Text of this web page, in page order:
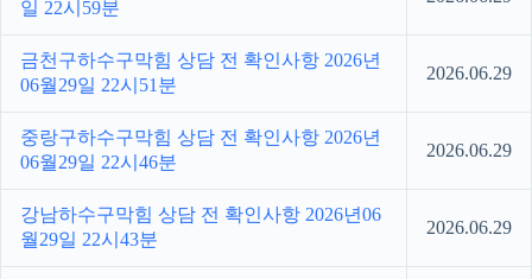
일 22시59분
금천구하수구막힘 상담 전 확인사항 2026년
06월29일 22시51분
2026.06.29
중랑구하수구막힘 상담 전 확인사항 2026년
06월29일 22시46분
2026.06.29
강남하수구막힘 상담 전 확인사항 2026년06
월29일 22시43분
2026.06.29